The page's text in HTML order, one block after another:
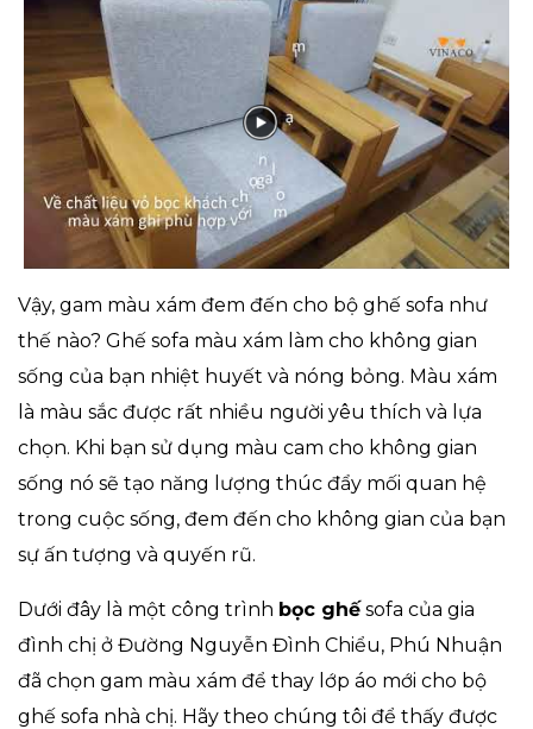
Vậy, gam màu xám đem đến cho bộ ghế sofa như
thế nào? Ghế sofa màu xám làm cho không gian
sống của bạn nhiệt huyết và nóng bỏng. Màu xám
là màu sắc được rất nhiều người yêu thích và lựa
chọn. Khi bạn sử dụng màu cam cho không gian
sống nó sẽ tạo năng lượng thúc đẩy mối quan hệ
trong cuộc sống, đem đến cho không gian của bạn
sự ấn tượng và quyến rũ.
Dưới đây là một công trình bọc ghếsofa của gia
đình chị ở Đường Nguyễn Đình Chiểu, Phú Nhuận
đã chọn gam màu xám để thay lớp áo mới cho bộ
ghế sofa nhà chị. Hãy theo chúng tôi để thấy được